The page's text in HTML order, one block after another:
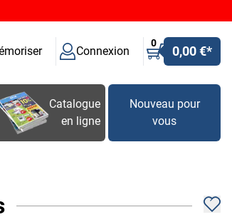
Connexion
0
0,00 €*
Catalogue
en ligne
Nouveau pour
vous